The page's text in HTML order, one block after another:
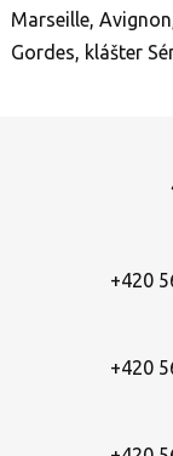
Marseille,
Gordes, klášter
+420
+420